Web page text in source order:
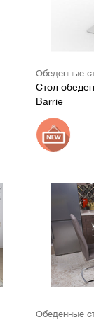
Обеденные
Стол
Barrie
Обеденные